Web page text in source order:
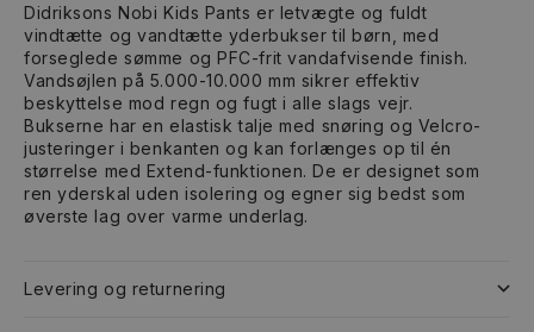
Didriksons Nobi Kids Pants er letvægte og fuldt
vindtætte og vandtætte yderbukser til børn, med
forseglede sømme og PFC-frit vandafvisende finish.
Vandsøjlen på 5.000-10.000 mm sikrer effektiv
beskyttelse mod regn og fugt i alle slags vejr.
Bukserne har en elastisk talje med snøring og Velcro-
justeringer i benkanten og kan forlænges op til én
størrelse med Extend-funktionen. De er designet som
ren yderskal uden isolering og egner sig bedst som
øverste lag over varme underlag.
Levering og returnering